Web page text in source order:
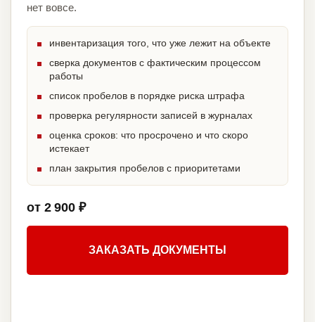
нет вовсе.
инвентаризация того, что уже лежит на объекте
сверка документов с фактическим процессом
работы
список пробелов в порядке риска штрафа
проверка регулярности записей в журналах
оценка сроков: что просрочено и что скоро
истекает
план закрытия пробелов с приоритетами
от 2 900 ₽
ЗАКАЗАТЬ ДОКУМЕНТЫ